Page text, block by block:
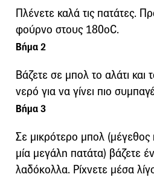
Πλένετε καλά τις πατάτες.
φούρνο στους 180οC.
Βήμα 2
Βάζετε σε μπολ το αλάτι και
νερό για να γίνει πιο
Βήμα 3
Σε μικρότερο μπολ
μία μεγάλη πατάτα) βάζετε
λαδόκολλα. Ρίχνετε μέσα